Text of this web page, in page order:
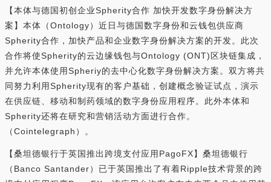
【本体与德国初创企业Spherity合作 加快开发数字身份解决方
案】本体（Ontology）近日与德国数字身份和云钱包供应商
Spherity合作，加快产品和企业数字身份解决方案的开发。此次
合作将使Spherity的云边缘钱包与Ontology (ONT)区块链集成，
并允许本体使用Spheriy的去中心化数字身份解决方案。双方将共
同努力利用Spherity现有的客户基础，创建概念验证试点，演示
在供应链、移动和制药领域的数字身份应用程序。此外本体和
Spherity还将在研究和营销活动方面进行合作。
（Cointelegraph）。
【桑坦德银行于英国推出跨境支付应用PagoFX】桑坦德银行
（Banco Santander）已于英国推出了有着Ripple技术背景的跨